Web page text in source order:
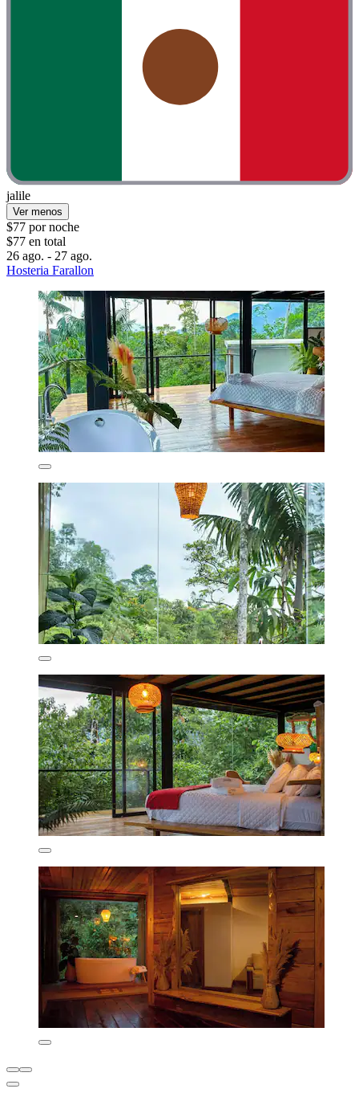
jalile
Ver menos
$77 por noche
$77 en total
26 ago. - 27 ago.
Hosteria Farallon